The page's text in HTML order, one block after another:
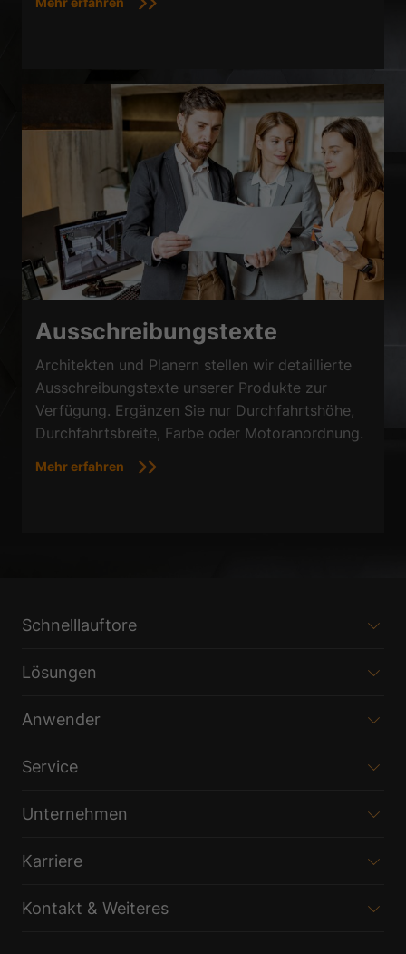
Ausschreibungstexte
Architekten und Planern stellen wir detaillierte
Ausschreibungstexte unserer Produkte zur
Verfügung. Ergänzen Sie nur Durchfahrtshöhe,
Durchfahrtsbreite, Farbe oder Motoranordnung.
Mehr erfahren
Schnelllauftore
Lösungen
Anwender
Service
Unternehmen
Karriere
Kontakt & Weiteres